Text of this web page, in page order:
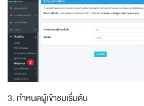
3. กำหนดผู้เข้าชมเริ่มต้น